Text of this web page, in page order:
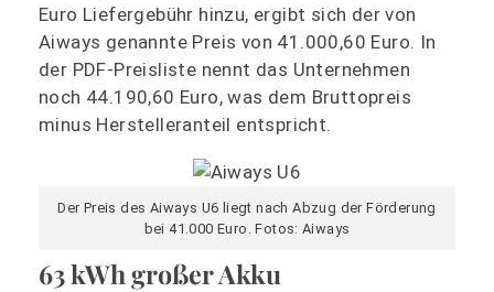
Euro Liefergebühr hinzu, ergibt sich der von
Aiways genannte Preis von 41.000,60 Euro. In
der PDF-Preisliste nennt das Unternehmen
noch 44.190,60 Euro, was dem Bruttopreis
minus Herstelleranteil entspricht.
Der Preis des Aiways U6 liegt nach Abzug der Förderung
bei 41.000 Euro. Fotos: Aiways
63 kWh großer Akku